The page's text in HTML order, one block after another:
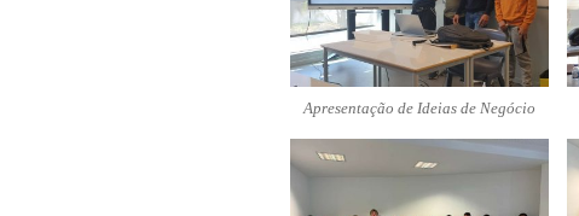
Apresentação de Ideias de Negócio